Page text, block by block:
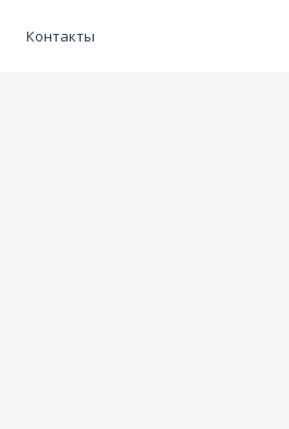
Контакты